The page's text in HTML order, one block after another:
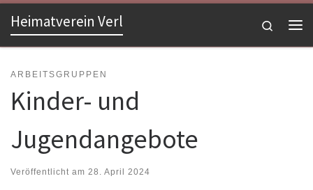
Zum Inhalt springen
Heimatverein Verl
Search
ARBEITSGRUPPEN
Kinder- und
Jugendangebote
Veröffentlicht am 28. April 2024